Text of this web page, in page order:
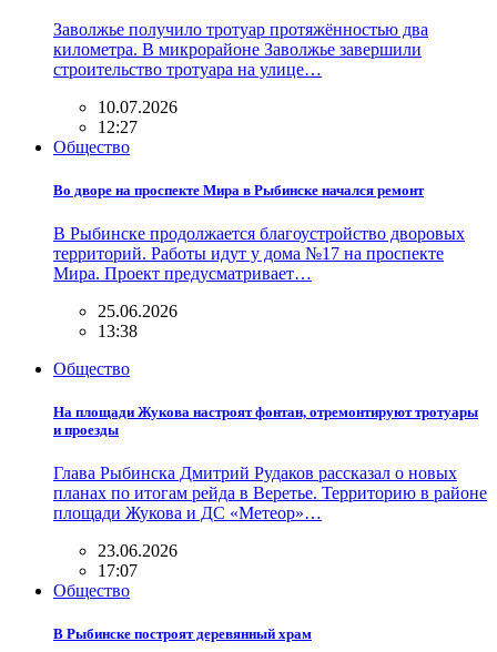
Заволжье получило тротуар протяжённостью два
километра. В микрорайоне Заволжье завершили
строительство тротуара на улице…
10.07.2026
12:27
Общество
Во дворе на проспекте Мира в Рыбинске начался ремонт
В Рыбинске продолжается благоустройство дворовых
территорий. Работы идут у дома №17 на проспекте
Мира. Проект предусматривает…
25.06.2026
13:38
Общество
На площади Жукова настроят фонтан, отремонтируют тротуары
и проезды
Глава Рыбинска Дмитрий Рудаков рассказал о новых
планах по итогам рейда в Веретье. Территорию в районе
площади Жукова и ДС «Метеор»…
23.06.2026
17:07
Общество
В Рыбинске построят деревянный храм